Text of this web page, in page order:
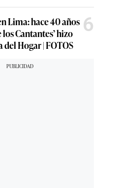
Lima: hace 40 años
los Cantantes’ hizo
del Hogar | FOTOS
6